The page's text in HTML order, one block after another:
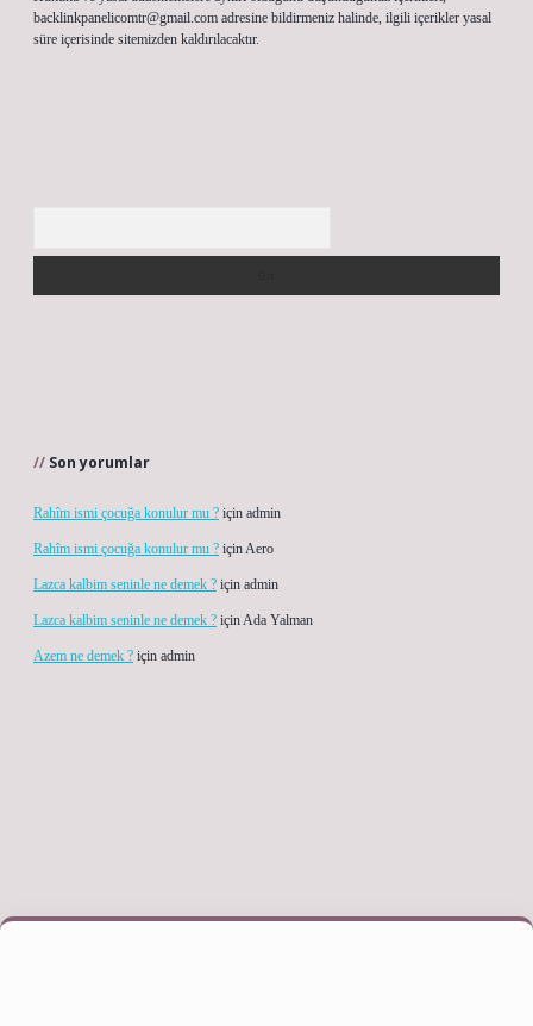
backlinkpanelicomtr@gmail.com adresine bildirmeniz halinde, ilgili içerikler yasal
süre içerisinde sitemizden kaldırılacaktır.
Son yorumlar
Rahîm ismi çocuğa konulur mu ? için admin
Rahîm ismi çocuğa konulur mu ? içinAero
Lazca kalbim seninle ne demek ? için admin
Lazca kalbim seninle ne demek ? içinAda Yalman
Azem ne demek ? için admin
giriş adresi